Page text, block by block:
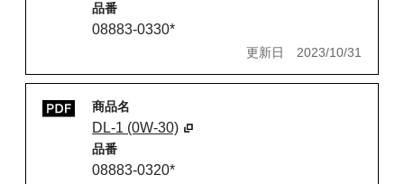
品番
08883-0330*
更新日 2023/10/31
商品名
DL-1 (0W-30)
品番
08883-0320*